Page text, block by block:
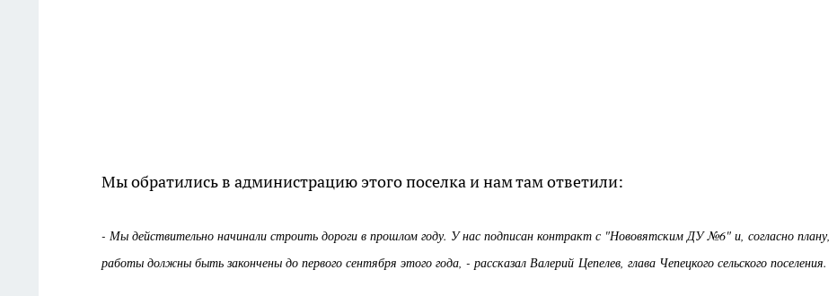
Мы обратились в администрацию этого поселка и нам там ответили:
- Мы действительно начинали строить дороги в прошлом году. У нас подписан контракт с "Нововятским ДУ №6" и, согласно плану,
работы должны быть закончены до первого сентября этого года, - рассказал Валерий Цепелев, глава Чепецкого сельского поселения.